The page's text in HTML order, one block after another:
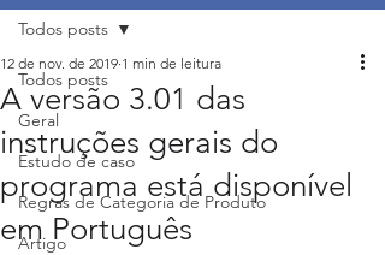
Todos posts
Geral
Estudo de caso
Regras de Categoria de Produto
Artigo
Todos posts
A versão 3.01 das
instruções gerais do
programa está disponível
em Português
12 de nov. de 2019 1 min de leitura